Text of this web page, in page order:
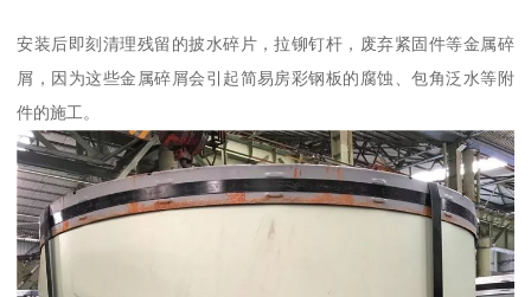
安装后即刻清理残留的披水碎片，拉铆钉杆，废弃紧固件等金属碎
屑，因为这些金属碎屑会引起简易房彩钢板的腐蚀、包角泛水等附
件的施工。